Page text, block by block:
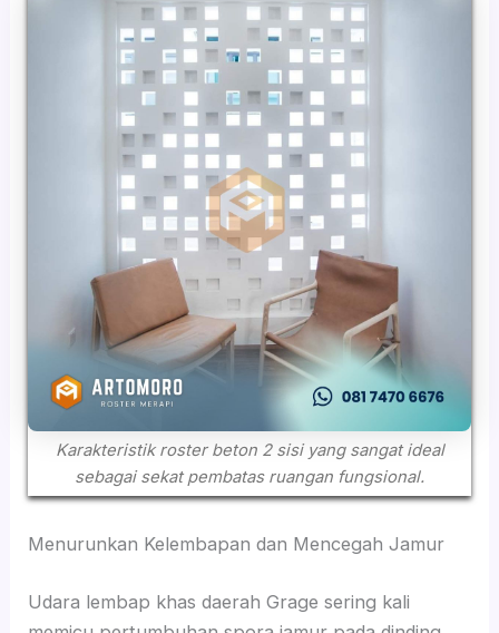
Karakteristik roster beton 2 sisi yang sangat ideal
sebagai sekat pembatas ruangan fungsional.
Menurunkan Kelembapan dan Mencegah Jamur
Udara lembap khas daerah Grage sering kali